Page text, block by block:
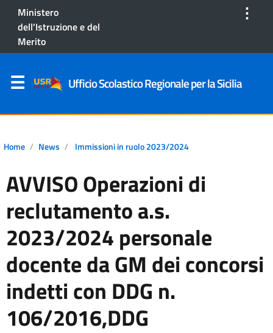
Ministero
dell'Istruzione e del
Merito
⋮
Ufficio Scolastico Regionale per la Sicilia
Home News Immissioni in ruolo 2023/2024
AVVISO Operazioni di
reclutamento a.s.
2023/2024 personale
docente da GM dei concorsi
indetti con DDG n.
106/2016,DDG